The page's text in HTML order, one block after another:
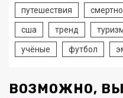
путешествия
сша тренд
учёные футбол
ВОЗМОЖНО,